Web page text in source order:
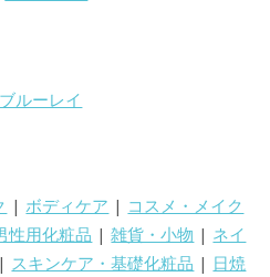
ルーレイ
|ボディケア | コスメ・メイク
性用化粧品 |雑貨・小物 | ネイ
| スキンケア・基礎化粧品 | 日焼